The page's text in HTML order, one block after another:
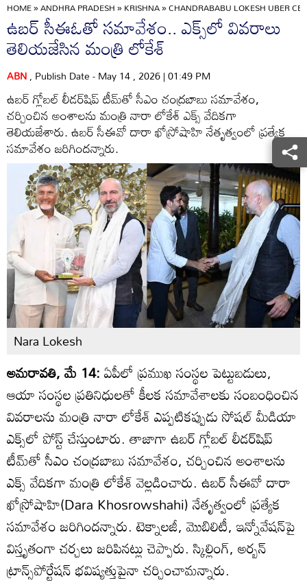
HOME»ANDHRA PRADESH»KRISHNA»CHANDRABABU LOKESH UBER
ఉబర్ సీఈఓ‌తో సమావేశం.. ఎక్స్‌లో వివరాలు
తెలియజేసిన మంత్రి లోకేశ్
ABN, Publish Date - May 14 , 2026 | 01:49 PM
ఉబర్ గ్లోబల్ లీడర్‌షిప్ టీమ్‌తో సీఎం చంద్రబాబు సమావేశం,
చర్చించిన అంశాలను మంత్రి నారా లోకేశ్ ఎక్స్‌ వేదికగా
తెలియజేశారు. ఉబర్ సీఈవో దారా ఖోస్రోషాహి నేతృత్వంలో ప్రత్యేక
సమావేశం జరిగిందన్నారు.
Nara Lokesh
అమరావతి, మే 14:ఏపీలో ప్రముఖ సంస్థల పెట్టుబడులు,
ఆయా సంస్థల ప్రతినిధులతో కీలక సమావేశాలకు సంబంధించిన
వివరాలను మంత్రి నారా లోకేశ్ ఎప్పటికప్పుడు సోషల్ మీడియా
ఎక్స్‌లో పోస్ట్ చేస్తుంటారు. తాజాగా ఉబర్ గ్లోబల్ లీడర్‌షిప్
టీమ్‌తో సీఎం చంద్రబాబు సమావేశం, చర్చించిన అంశాలను
ఎక్స్‌ వేదికగా మంత్రి లోకేశ్ వెల్లడించారు. ఉబర్ సీఈవో దారా
ఖోస్రోషాహి(Dara Khosrowshahi) నేతృత్వంలో ప్రత్యేక
సమావేశం జరిగిందన్నారు. టెక్నాలజీ, మొబిలిటీ, ఇన్నోవేషన్‌పై
విస్తృతంగా చర్చలు జరిపినట్లు చెప్పారు. స్కిల్లింగ్, అర్బన్
ట్రాన్స్‌పోర్టేషన్ భవిష్యత్తుపైనా చర్చించామన్నారు.